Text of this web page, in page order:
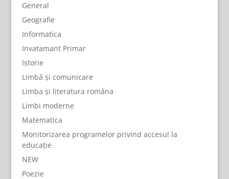
General
Geografie
Informatica
Invatamant Primar
Istorie
Limbă și comunicare
Limba și literatura româna
Limbi moderne
Matematica
Monitorizarea programelor privind accesul la
educație
NEW
Poezie